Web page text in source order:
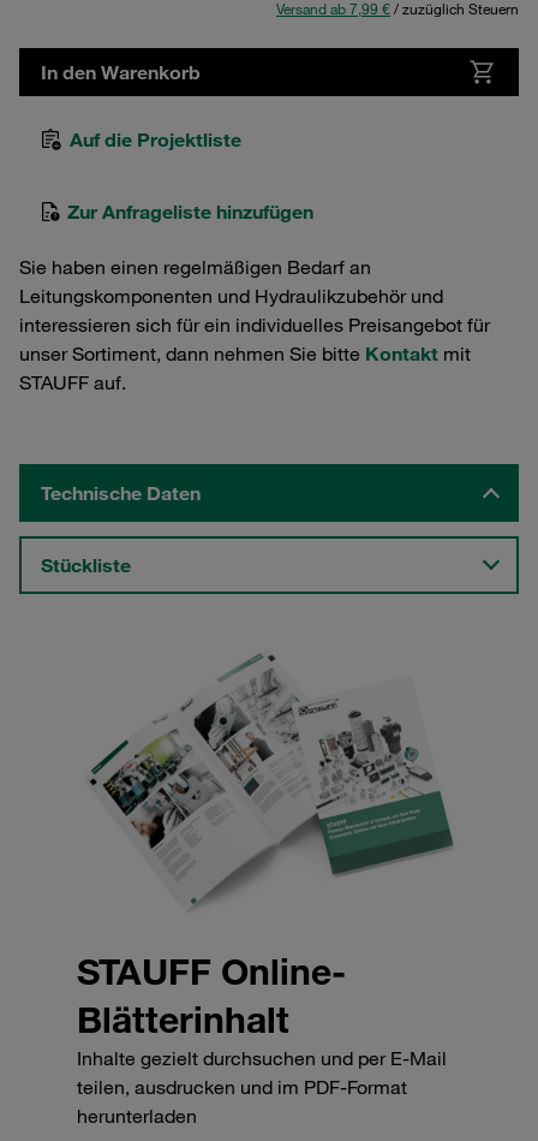
Versand ab 7,99 €/ zuzüglich Steuern
In den Warenkorb
Auf die Projektliste
Zur Anfrageliste hinzufügen
Sie haben einen regelmäßigen Bedarf an
Leitungskomponenten und Hydraulikzubehör und
interessieren sich für ein individuelles Preisangebot für
unser Sortiment, dann nehmen Sie bitte Kontakt mit
STAUFF auf.
Technische Daten
Stückliste
STAUFF Online-
Blätterinhalt
Inhalte gezielt durchsuchen und per E-Mail
teilen, ausdrucken und im PDF-Format
herunterladen